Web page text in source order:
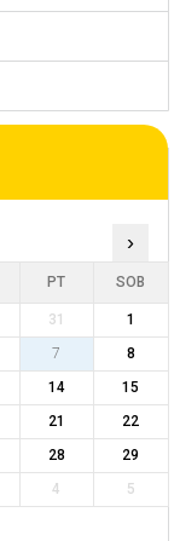
›
PT SOB
31
1
7
8
14
15
21
22
28
29
4 5